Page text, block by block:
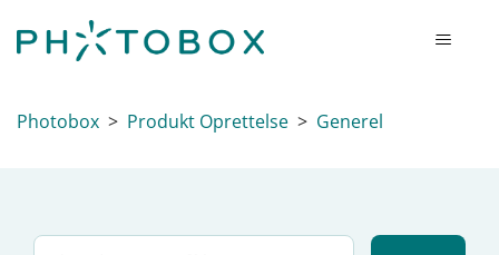
Photobox Produkt Oprettelse Generel